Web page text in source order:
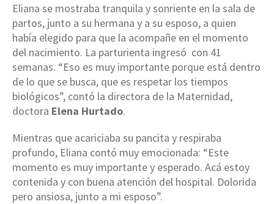
Eliana se mostraba tranquila y sonriente en la sala de
partos, junto a su hermana y a su esposo, a quien
había elegido para que la acompañe en el momento
del nacimiento. La parturienta ingresó con 41
semanas. “Eso es muy importante porque está dentro
de lo que se busca, que es respetar los tiempos
biológicos”, contó la directora de la Maternidad,
doctora Elena Hurtado.
Mientras que acariciaba su pancita y respiraba
profundo, Eliana contó muy emocionada: “Este
momento es muy importante y esperado. Acá estoy
contenida y con buena atención del hospital. Dolorida
pero ansiosa, junto a mi esposo”.